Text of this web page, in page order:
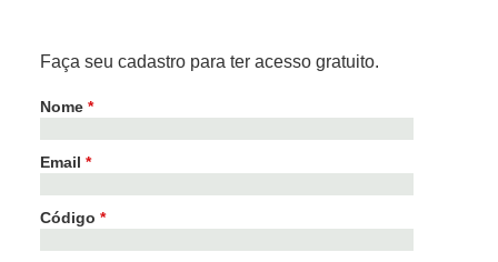
Faça seu cadastro para ter acesso gratuito.
Nome *
Email *
Código *